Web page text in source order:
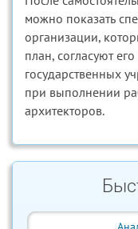
можно показать
организации,
план, согласуют
государственных
при выполнении
архитекторов.